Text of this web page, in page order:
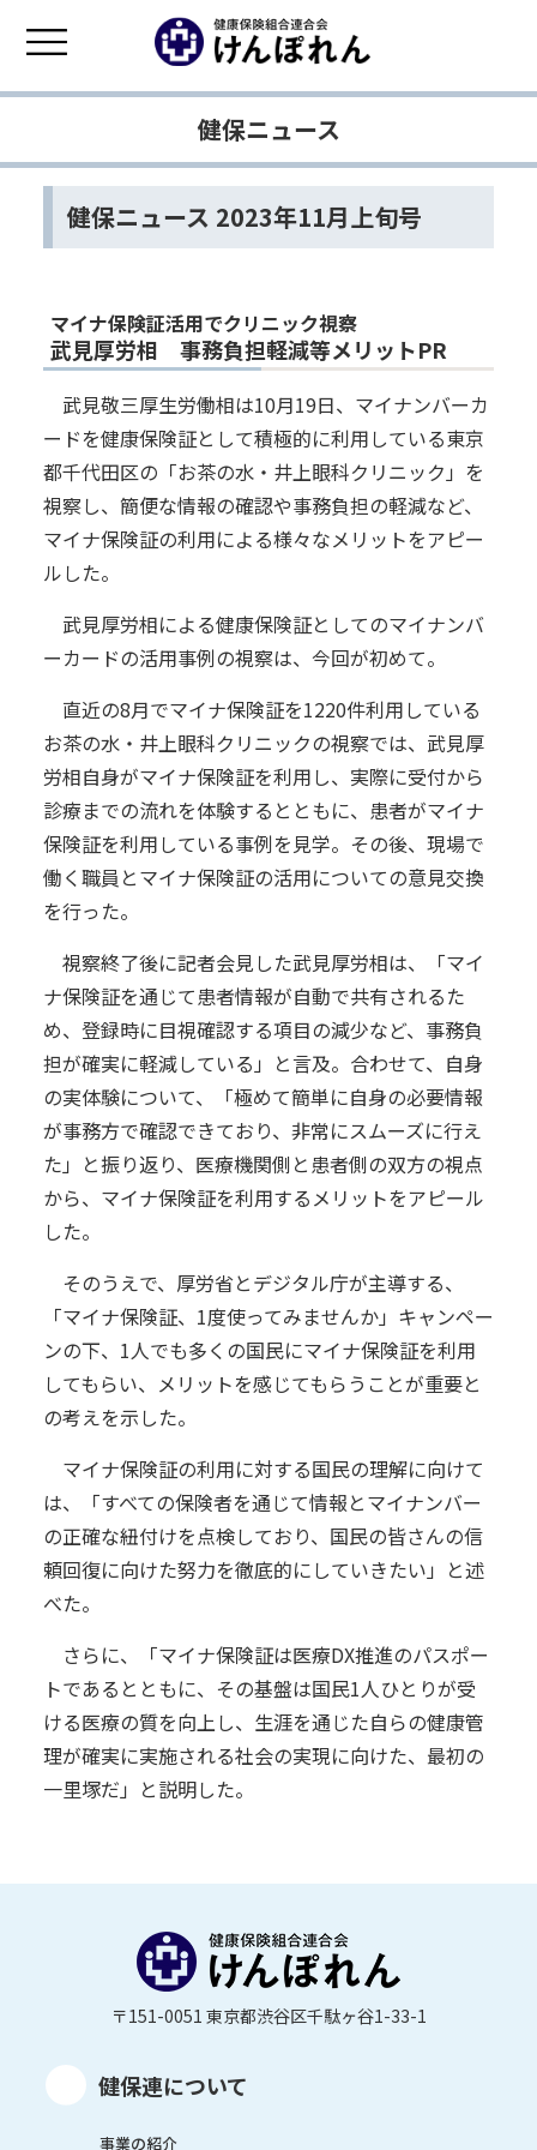
健保ニュース
健保ニュース 2023年11月上旬号
マイナ保険証活用でクリニック視察
武見厚労相 事務負担軽減等メリットPR
武見敬三厚生労働相は10月19日、マイナンバーカ
ードを健康保険証として積極的に利用している東京
都千代田区の「お茶の水・井上眼科クリニック」を
視察し、簡便な情報の確認や事務負担の軽減など、
マイナ保険証の利用による様々なメリットをアピー
ルした。
武見厚労相による健康保険証としてのマイナンバ
ーカードの活用事例の視察は、今回が初めて。
直近の8月でマイナ保険証を1220件利用している
お茶の水・井上眼科クリニックの視察では、武見厚
労相自身がマイナ保険証を利用し、実際に受付から
診療までの流れを体験するとともに、患者がマイナ
保険証を利用している事例を見学。その後、現場で
働く職員とマイナ保険証の活用についての意見交換
を行った。
視察終了後に記者会見した武見厚労相は、「マイ
ナ保険証を通じて患者情報が自動で共有されるた
め、登録時に目視確認する項目の減少など、事務負
担が確実に軽減している」と言及。合わせて、自身
の実体験について、「極めて簡単に自身の必要情報
が事務方で確認できており、非常にスムーズに行え
た」と振り返り、医療機関側と患者側の双方の視点
から、マイナ保険証を利用するメリットをアピール
した。
そのうえで、厚労省とデジタル庁が主導する、
「マイナ保険証、1度使ってみませんか」キャンペー
ンの下、1人でも多くの国民にマイナ保険証を利用
してもらい、メリットを感じてもらうことが重要と
の考えを示した。
マイナ保険証の利用に対する国民の理解に向けて
は、「すべての保険者を通じて情報とマイナンバー
の正確な紐付けを点検しており、国民の皆さんの信
頼回復に向けた努力を徹底的にしていきたい」と述
べた。
さらに、「マイナ保険証は医療DX推進のパスポー
トであるとともに、その基盤は国民1人ひとりが受
ける医療の質を向上し、生涯を通じた自らの健康管
理が確実に実施される社会の実現に向けた、最初の
一里塚だ」と説明した。
〒151-0051 東京都渋谷区千駄ヶ谷1-33-1
健保連について
事業の紹介